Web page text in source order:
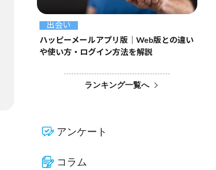
出会い
ハッピーメールアプリ版｜Web版との違い
や使い方・ログイン方法を解説
ランキング一覧へ
アンケート
コラム